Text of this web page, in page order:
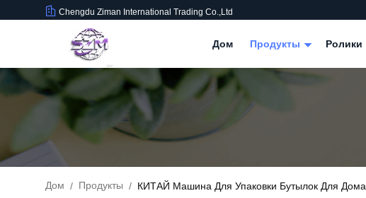
Chengdu Ziman International Trading Co.,Ltd
Дом Продукты Ролики
Дом / Продукты / КИТАЙ Машина Для Упаковки Бутылок Для